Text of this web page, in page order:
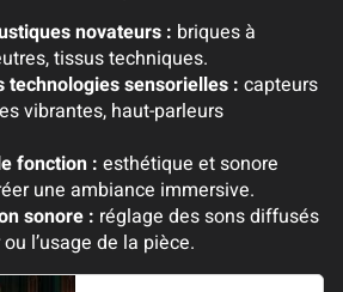
novateurs : briques à
tissus techniques.
technologies sensorielles : capteurs
vibrantes, haut-parleurs
fonction : esthétique et sonore
une ambiance immersive.
sonore : réglage des sons diffusés
l’usage de la pièce.